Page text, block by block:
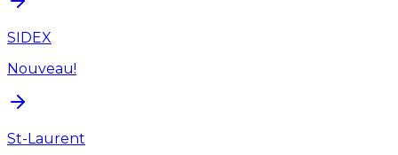
SIDEX
Nouveau!
St-Laurent